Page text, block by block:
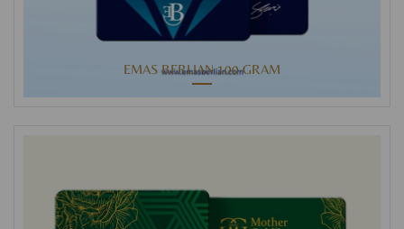
EMAS BERLIAN 100 GRAM